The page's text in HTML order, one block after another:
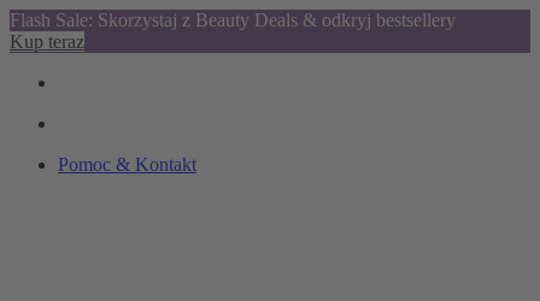
Flash Sale: Skorzystaj z Beauty Deals & odkryj bestsellery
Kup teraz
Pomoc & Kontakt